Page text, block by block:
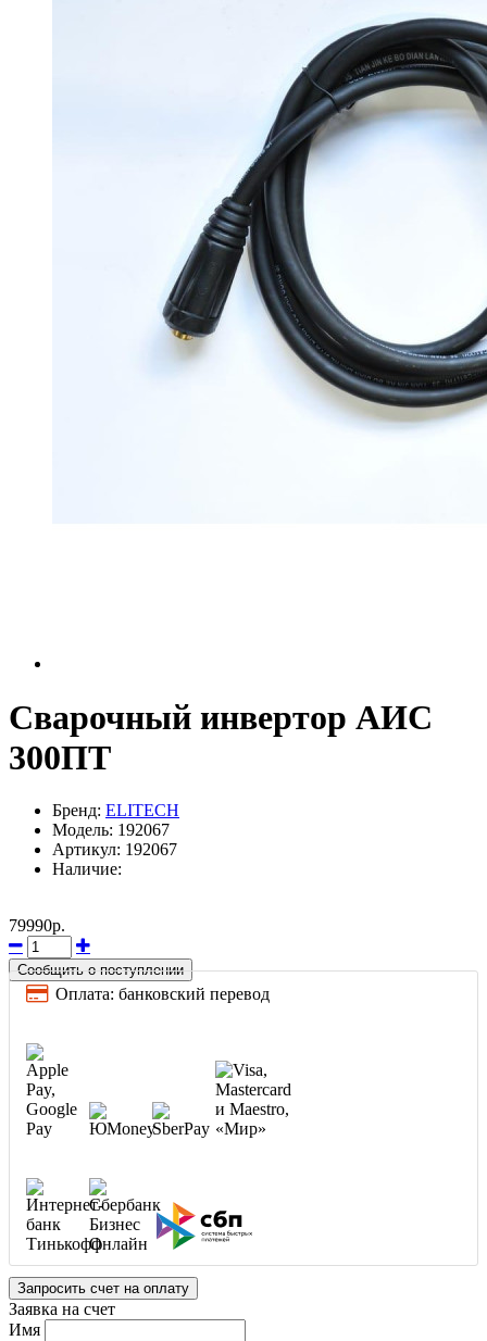
Сварочный инвертор АИС
300ПТ
Бренд: ELITECH
Модель: 192067
Артикул: 192067
Наличие:
79990р.
Сообщить о поступлении
Оплата: банковский перевод
Запросить счет на оплату
Заявка на счет
Имя